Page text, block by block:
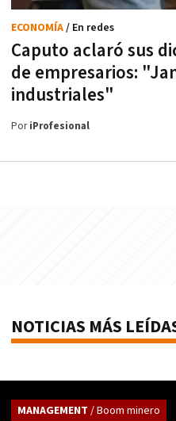
Caputo aclaró sus
de empresarios:
industriales"
ECONOMÍA/ En redes
PoriProfesional
NOTICIAS MÁS
MANAGEMENT / Boom minero